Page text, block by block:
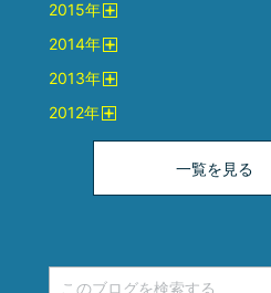
2015年
2014年
2013年
2012年
一覧を見る